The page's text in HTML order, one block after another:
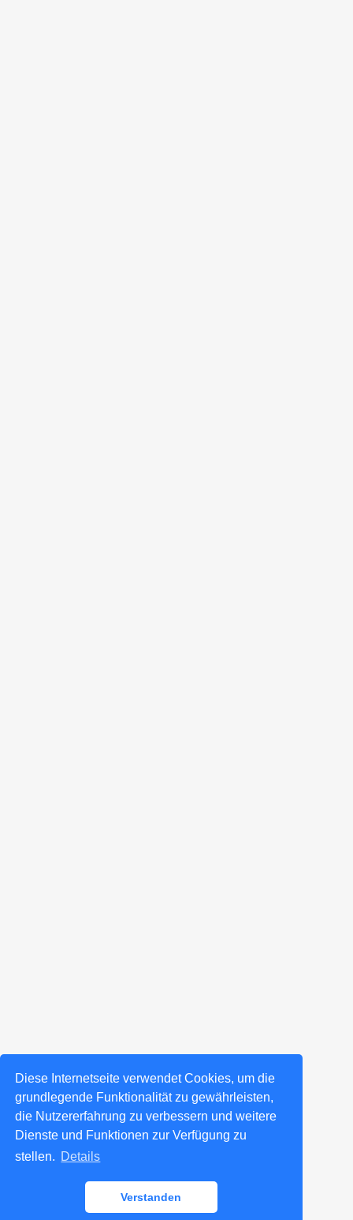
Diese Internetseite verwendet Cookies, um die
grundlegende Funktionalität zu gewährleisten,
die Nutzererfahrung zu verbessern und weitere
Dienste und Funktionen zur Verfügung zu
stellen. Details
Verstanden